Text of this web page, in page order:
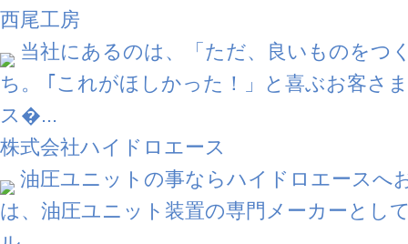
西尾工房
当社にあるのは、「ただ、良いものをつ
ち。 ｢これがほしかった！」と喜ぶお客さ
ス�...
株式会社ハイドロエース
油圧ユニットの事ならハイドロエースへ
は、油圧ユニット装置の専門メーカーとし